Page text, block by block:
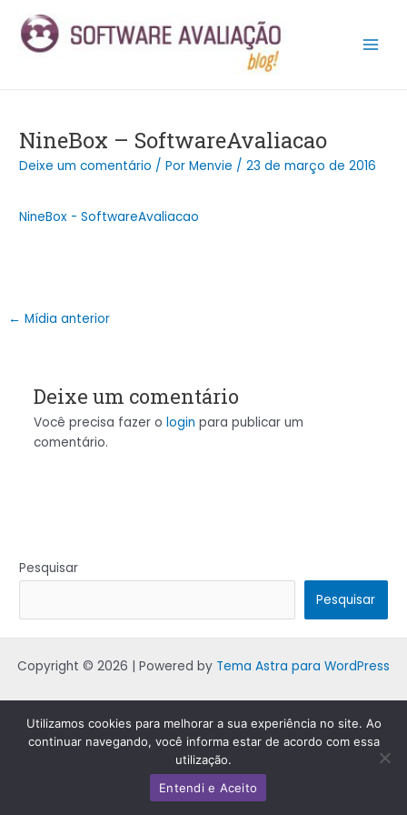
para
NineBox – SoftwareAvaliacao
Deixe um comentário / PorMenvie /23 de março de 2016
NineBox - SoftwareAvaliacao
navigation
← Mídia anterior
Deixe um comentário
Você precisa fazer o login para publicar um
comentário.
Pesquisar
Pesquisar
Copyright © 2026 | Powered by Tema Astra para WordPress
Utilizamos cookies para melhorar a sua experiência no site. Ao
continuar navegando, você informa estar de acordo com essa
utilização.
Entendi e Aceito